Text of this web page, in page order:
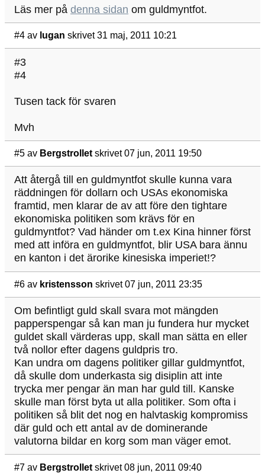
Läs mer på denna sidan om guldmyntfot.
#4 av lugan skrivet 31 maj, 2011 10:21
#3
#4
Tusen tack för svaren
Mvh
#5 av Bergstrollet skrivet 07 jun, 2011 19:50
Att återgå till en guldmyntfot skulle kunna vara
räddningen för dollarn och USAs ekonomiska
framtid, men klarar de av att före den tightare
ekonomiska politiken som krävs för en
guldmyntfot? Vad händer om t.ex Kina hinner först
med att införa en guldmyntfot, blir USA bara ännu
en kanton i det ärorike kinesiska imperiet!?
#6 av kristensson skrivet 07 jun, 2011 23:35
Om befintligt guld skall svara mot mängden
papperspengar så kan man ju fundera hur mycket
guldet skall värderas upp, skall man sätta en eller
två nollor efter dagens guldpris tro.
Kan undra om dagens politiker gillar guldmyntfot,
då skulle dom underkasta sig disiplin att inte
trycka mer pengar än man har guld till. Kanske
skulle man först byta ut alla politiker. Som ofta i
politiken så blit det nog en halvtaskig kompromiss
där guld och ett antal av de dominerande
valutorna bildar en korg som man väger emot.
#7 av Bergstrollet skrivet 08 jun, 2011 09:40